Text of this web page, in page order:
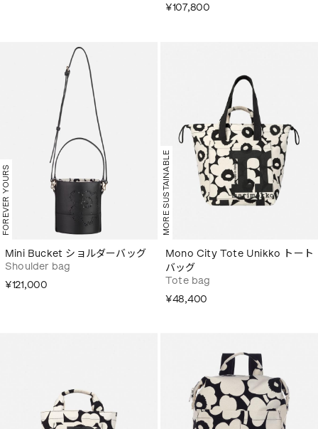
¥107,800
FOREVER YOURS
Mini Bucket ショルダーバッグ
Shoulder bag
¥121,000
MORE SUSTAINABLE
Mono City Tote Unikko トート
バッグ
Tote bag
¥48,400